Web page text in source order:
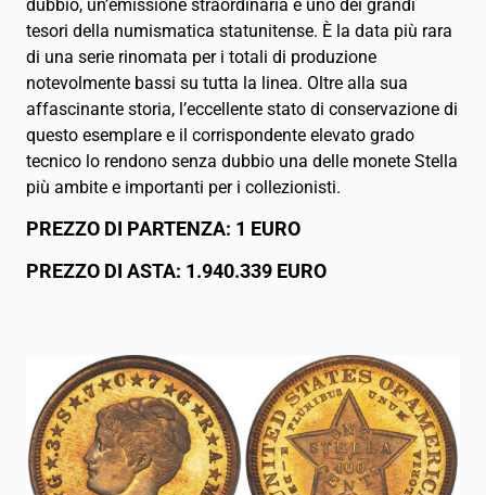
dubbio, un’emissione straordinaria e uno dei grandi
tesori della numismatica statunitense. È la data più rara
di una serie rinomata per i totali di produzione
notevolmente bassi su tutta la linea. Oltre alla sua
affascinante storia, l’eccellente stato di conservazione di
questo esemplare e il corrispondente elevato grado
tecnico lo rendono senza dubbio una delle monete Stella
più ambite e importanti per i collezionisti.
PREZZO DI PARTENZA: 1 EURO
PREZZO DI ASTA: 1.940.339 EURO